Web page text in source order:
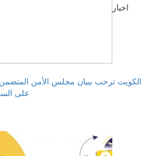
اخبار
الكويت ترحب ببيان مجلس الأمن المتضمن
على